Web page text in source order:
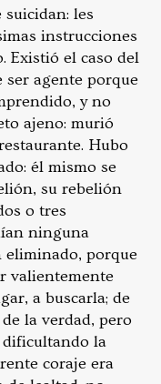
suicidan: les
instrucciones
Existió el caso del
ser agente porque
y no
ajeno: murió
Hubo
él mismo se
su rebelión
o tres
ninguna
eliminado, porque
valientemente
a buscarla; de
la verdad, pero
dificultando la
coraje era